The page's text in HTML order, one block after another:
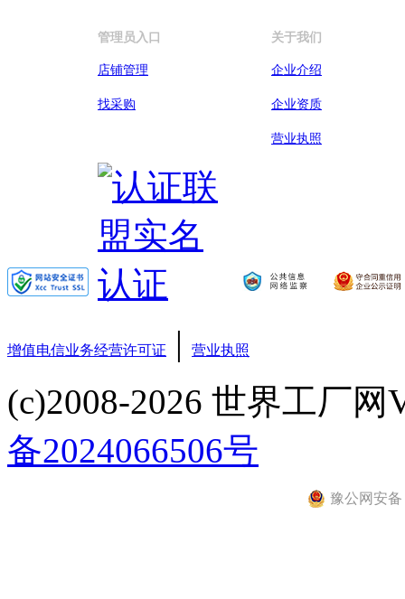
管理员入口
店铺管理
找采购
关于我们
企业介绍
企业资质
营业执照
增值电信业务经营许可证 | 营业执照
(c)2008-2026 世界工厂网
备2024066506号
豫公网安备